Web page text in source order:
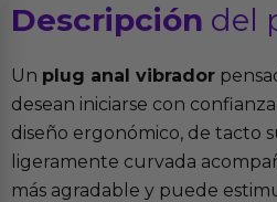
Descripción del
Un plug anal vibrador
desean iniciarse con
diseño ergonómico, de tacto
ligeramente curvada
más agradable y puede